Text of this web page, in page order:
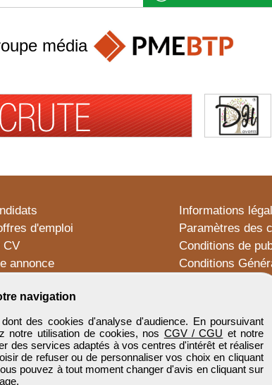
navigation
des cookies d'analyse d'audience. En poursuivant
notre utilisation de cookies, nos CGV / CGU et notre
des services adaptés à vos centres d'intérêt et réaliser
de refuser ou de personnaliser vos choix en cliquant
pouvez à tout moment changer d'avis en cliquant sur
média
d'emploi
CV
annonce
Informations
Paramètres des
Conditions de
Conditions